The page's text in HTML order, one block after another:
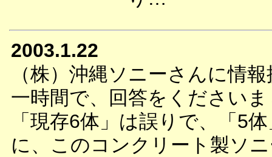
2003.1.22
（株）沖縄ソニーさんに情
一時間で、回答をください
「現存6体」は誤りで、「5
に、このコンクリート製ソ